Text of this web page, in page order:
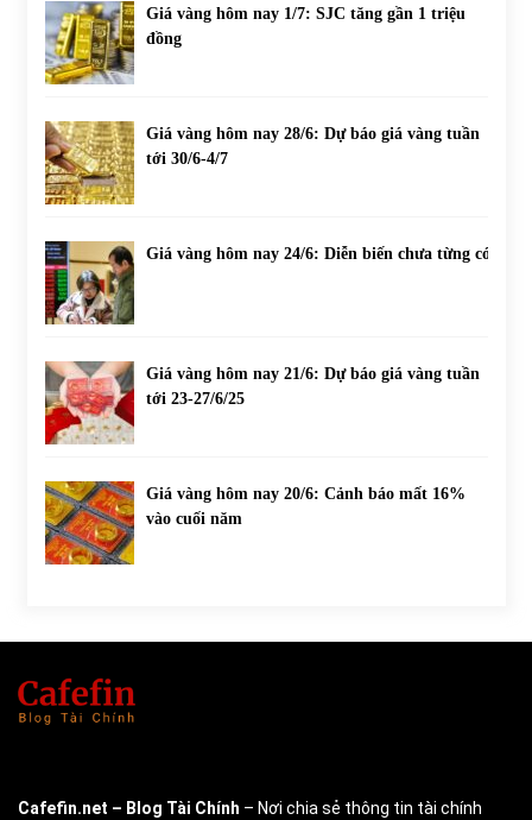
Giá vàng hôm nay 1/7: SJC tăng gần 1 triệu
đồng
Giá vàng hôm nay 28/6: Dự báo giá vàng tuần
tới 30/6-4/7
Giá vàng hôm nay 24/6: Diễn biến chưa từng có
Giá vàng hôm nay 21/6: Dự báo giá vàng tuần
tới 23-27/6/25
Giá vàng hôm nay 20/6: Cảnh báo mất 16%
vào cuối năm
Cafefin.net – Blog Tài Chính – Nơi chia sẻ thông tin tài chính